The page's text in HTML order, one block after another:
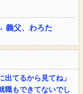
義父、わろた
てるから見てね」
職もできてないでし